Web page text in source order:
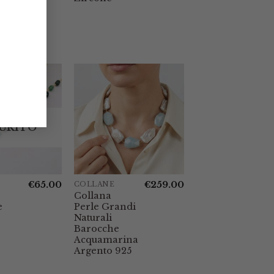
€65.00 COLLANE
Collana
Perle Grandi
Naturali
Barocche
Acquamarina
Argento 925
€259.00